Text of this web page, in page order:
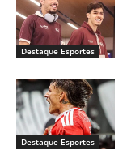
Destaque Esportes
Destaque Esportes